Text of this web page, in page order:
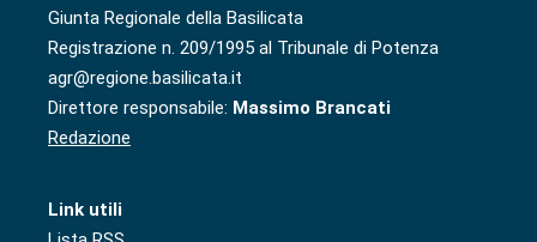
Giunta Regionale della Basilicata
Registrazione n. 209/1995 al Tribunale di Potenza
agr@regione.basilicata.it
Direttore responsabile: Massimo Brancati
Redazione
Link utili